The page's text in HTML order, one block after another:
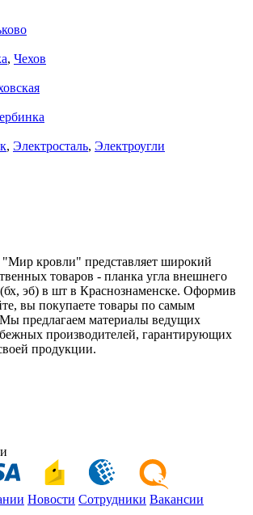
, Чехов
, Электросталь, Электроугли
"Мир кровли" представляет широкий
товаров - планка угла внешнего
эб) в шт в Краснознаменске. Оформив
вы покупаете товары по самым
предлагаем материалы ведущих
производителей, гарантирующих
продукции.
Новости Сотрудники Вакансии